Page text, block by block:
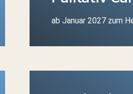
ab Januar 2027 zum